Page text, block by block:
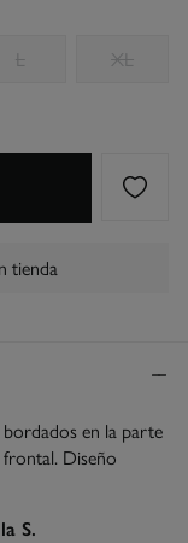
L XL
tienda
en la parte
Diseño
S.